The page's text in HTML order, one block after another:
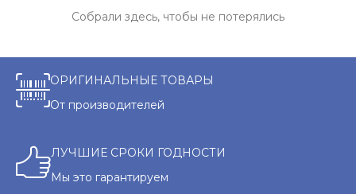
Собрали здесь, чтобы не потерялись
ОРИГИНАЛЬНЫЕ ТОВАРЫ
От производителей
ЛУЧШИЕ СРОКИ ГОДНОСТИ
Мы это гарантируем